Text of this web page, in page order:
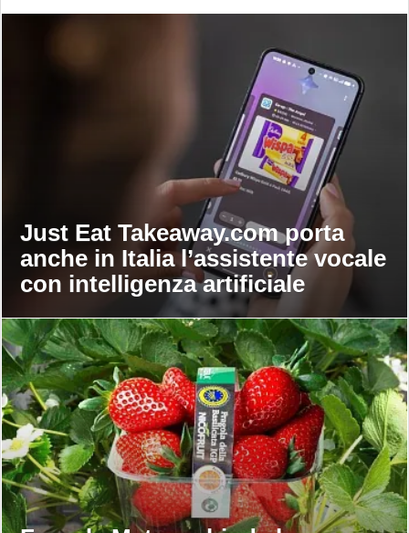
Just Eat Takeaway.com porta
anche in Italia l’assistente vocale
con intelligenza artificiale